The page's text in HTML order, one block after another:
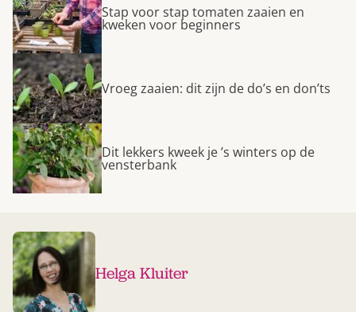
Stap voor stap tomaten zaaien en
kweken voor beginners
Vroeg zaaien: dit zijn de do’s en don’ts
Dit lekkers kweek je ’s winters op de
vensterbank
Helga Kluiter